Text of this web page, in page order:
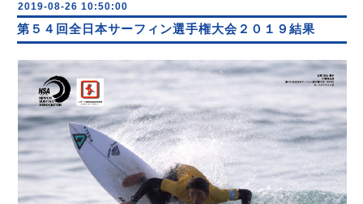
2019-08-26 10:50:00
第５４回全日本サーフィン選手権大会２０１９結果